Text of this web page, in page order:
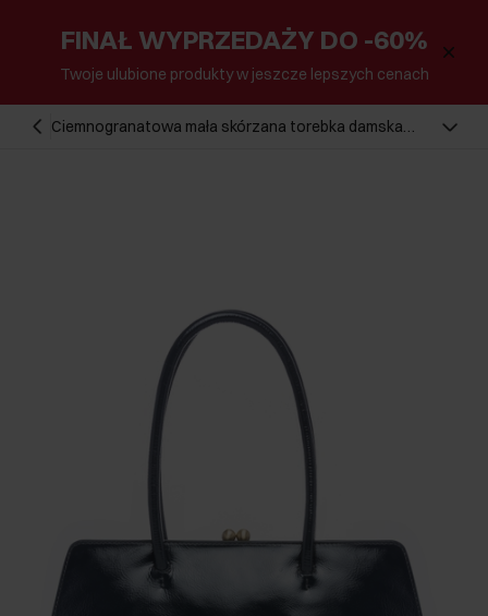
FINAŁ WYPRZEDAŻY DO -60%
Twoje ulubione produkty w jeszcze lepszych cenach
Ciemnogranatowa mała skórzana torebka damska